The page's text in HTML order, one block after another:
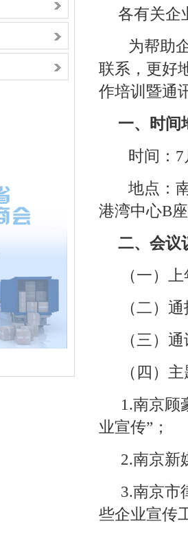
各有关企
为帮助
联系，更好
作培训暨通
一、时间
时间：7
地点：
港湾中心B
二、会议
（一）
（二）
（三）
（四）
1.南京顾
业宣传”；
2.南京新
3.南京市
些企业宣传